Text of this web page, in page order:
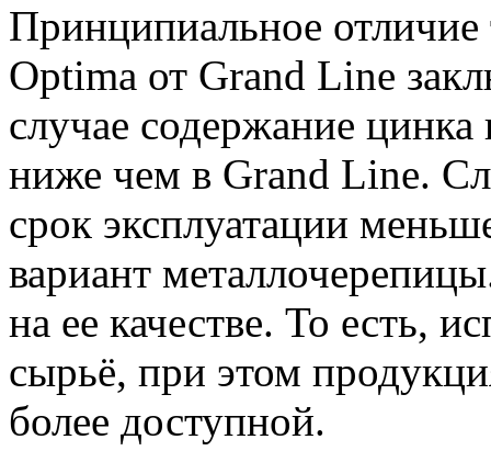
Принципиальное
Optima от Grand Line
случае содержание цинка
ниже чем в Grand Line.
срок эксплуатации
вариант
на ее качестве. То есть,
сырьё, при этом
более доступной.